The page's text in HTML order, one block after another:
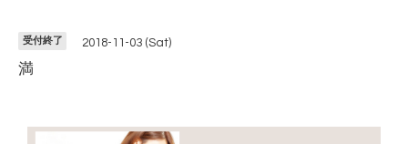
受付終了 2018-11-03 (Sat)
満